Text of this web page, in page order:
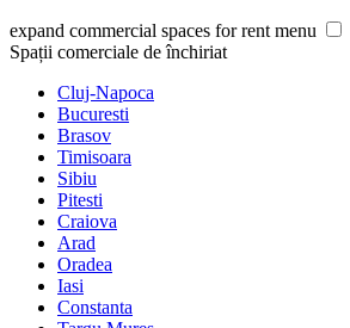
expand commercial spaces for rent menu
Spații comerciale de închiriat
Cluj-Napoca
Bucuresti
Brasov
Timisoara
Sibiu
Pitesti
Craiova
Arad
Oradea
Iasi
Constanta